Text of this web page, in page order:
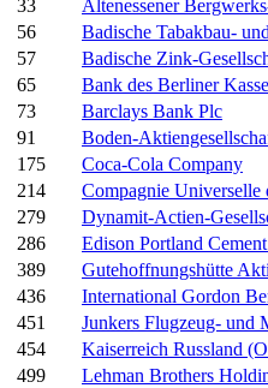
33
Altenessener
56
Badische Tabakbau-
57
Badische Zink-
65
Bank des Berliner
73
Barclays Bank Plc
91
Boden-
175
Coca-Cola Company
214
Compagnie Universelle
279
Dynamit-Actien-
286
Edison Portland
389
Gutehoffnungshütte
436
International Gordon
451
Junkers Flugzeug- und
454
Kaiserreich Russland
499
Lehman Brothers